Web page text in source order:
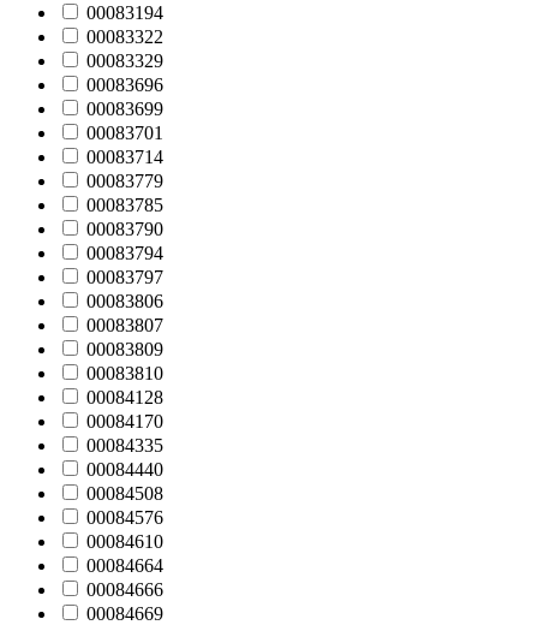
00083194
00083322
00083329
00083696
00083699
00083701
00083714
00083779
00083785
00083790
00083794
00083797
00083806
00083807
00083809
00083810
00084128
00084170
00084335
00084440
00084508
00084576
00084610
00084664
00084666
00084669